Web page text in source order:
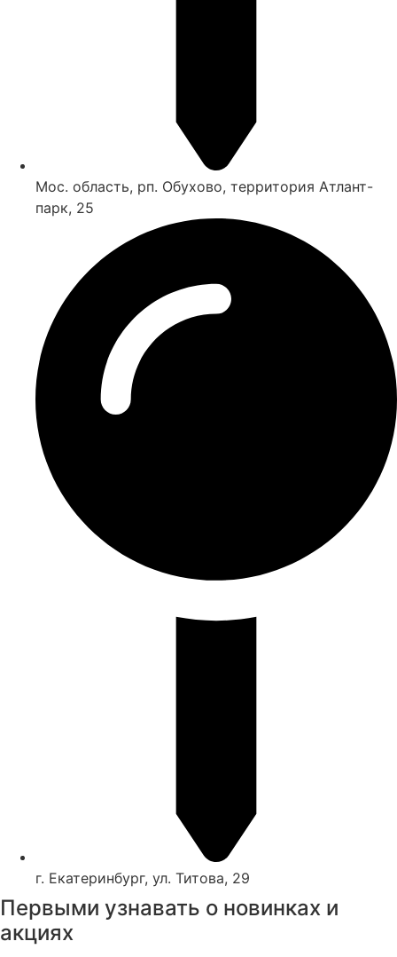
Мос. область, рп. Обухово, территория Атлант-
парк, 25
г. Екатеринбург, ул. Титова, 29
Первыми узнавать о новинках и
акциях